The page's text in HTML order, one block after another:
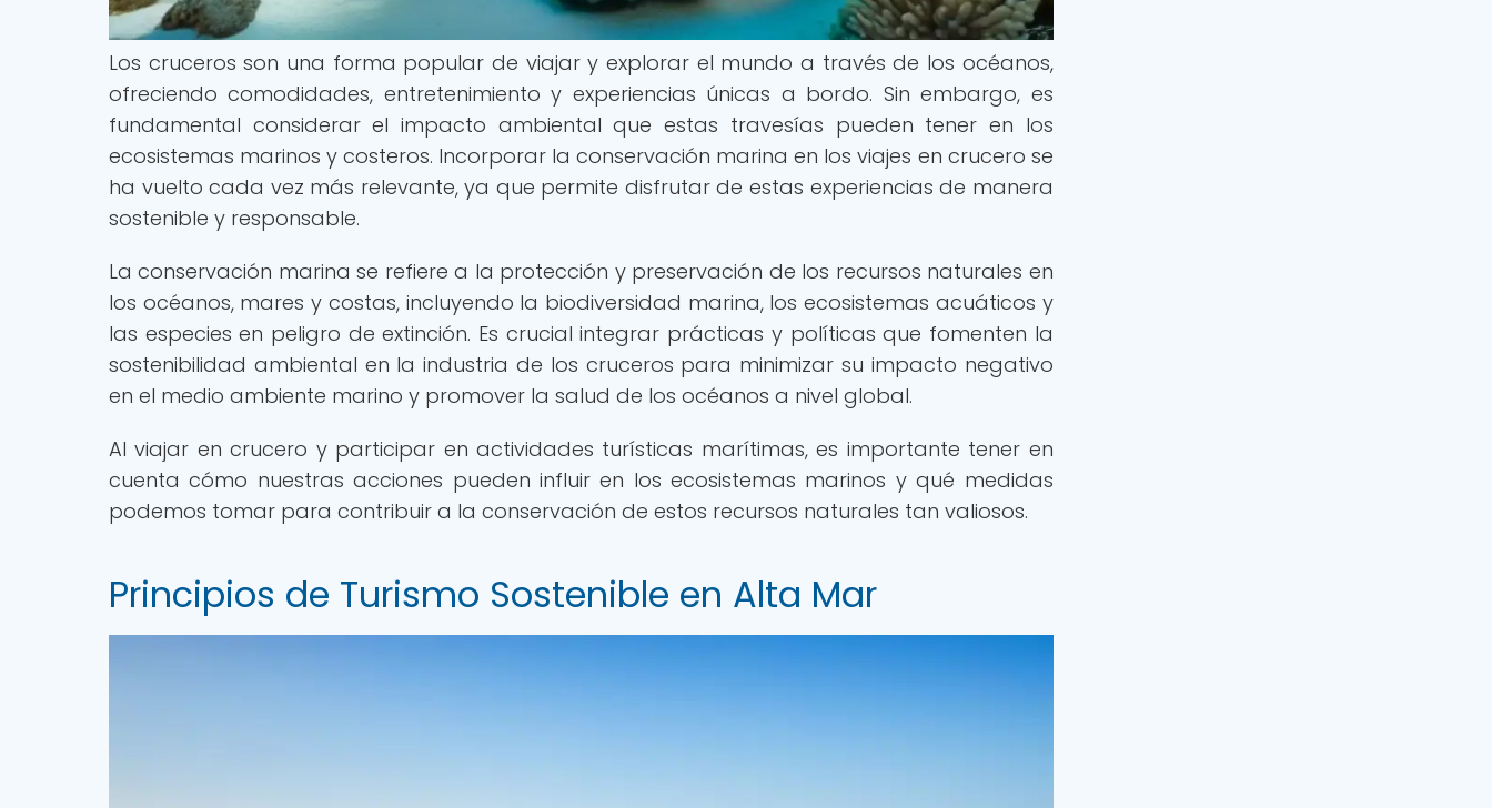
Los cruceros son una forma popular de viajar y explorar el mundo a través de los océanos,
ofreciendo comodidades, entretenimiento y experiencias únicas a bordo. Sin embargo, es
fundamental considerar el impacto ambiental que estas travesías pueden tener en los
ecosistemas marinos y costeros. Incorporar la conservación marina en los viajes en crucero se
ha vuelto cada vez más relevante, ya que permite disfrutar de estas experiencias de manera
sostenible y responsable.
La conservación marina se refiere a la protección y preservación de los recursos naturales en
los océanos, mares y costas, incluyendo la biodiversidad marina, los ecosistemas acuáticos y
las especies en peligro de extinción. Es crucial integrar prácticas y políticas que fomenten la
sostenibilidad ambiental en la industria de los cruceros para minimizar su impacto negativo
en el medio ambiente marino y promover la salud de los océanos a nivel global.
Al viajar en crucero y participar en actividades turísticas marítimas, es importante tener en
cuenta cómo nuestras acciones pueden influir en los ecosistemas marinos y qué medidas
podemos tomar para contribuir a la conservación de estos recursos naturales tan valiosos.
Principios de Turismo Sostenible en Alta Mar